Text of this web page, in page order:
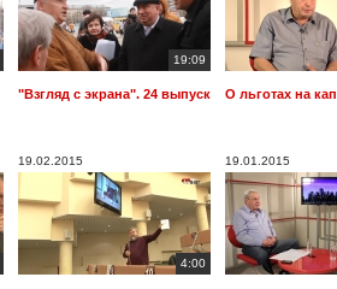
19:09
"Взгляд с экрана". 24 выпуск О льготах на
19.02.2015
4:00
19.01.2015